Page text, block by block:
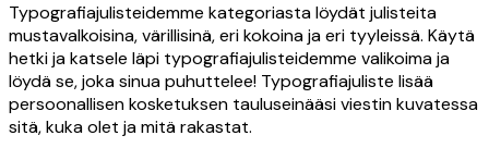
Typografiajulisteidemme kategoriasta löydät julisteita
mustavalkoisina, värillisinä, eri kokoina ja eri tyyleissä. Käytä
hetki ja katsele läpi typografiajulisteidemme valikoima ja
löydä se, joka sinua puhuttelee! Typografiajuliste lisää
persoonallisen kosketuksen tauluseinääsi viestin kuvatessa
sitä, kuka olet ja mitä rakastat.